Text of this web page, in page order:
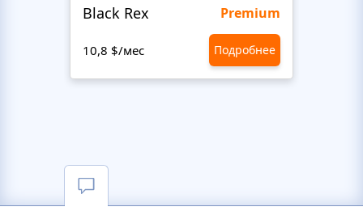
Black Rex Premium
10,8 $/мес Подробнее